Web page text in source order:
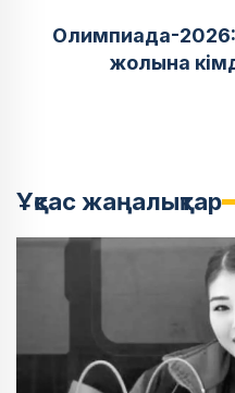
Олимпиада-2026:
жолына
Ұқсас жаңалықтар